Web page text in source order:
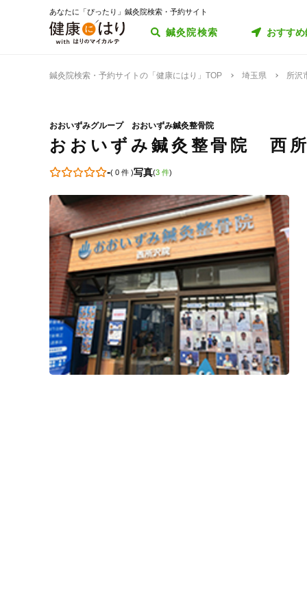
あなたに「ぴったり」鍼灸院検索・予約サイト
鍼灸院検索 おすす
鍼灸院検索・予約サイトの「健康にはり」TOP 埼玉県 所沢
おおいずみグループ おおいずみ鍼灸整骨院
おおいずみ鍼灸整骨院 西
-( 0 件)写真(3 件)